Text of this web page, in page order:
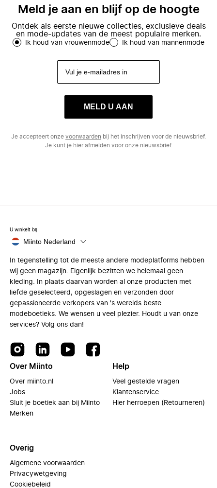
Meld je aan en blijf op de hoogte
Ontdek als eerste nieuwe collecties, exclusieve deals
en mode-updates van de meest populaire merken.
Ik houd van vrouwenmode Ik houd van mannenmode
MELD U AAN
Je accepteert onze voorwaarden bij het inschrijven voor de nieuwsbrief.
Je kunt je hierafmelden voor onze nieuwsbrief.
U winkelt bij
Miinto Nederland
In tegenstelling tot de meeste andere modeplatforms hebben
wij geen magazijn. Eigenlijk bezitten we helemaal geen
kleding. In plaats daarvan worden al onze producten met
liefde geselecteerd, opgeslagen en verzonden door
gepassioneerde verkopers van 's werelds beste
modeboetieks. We wensen u veel plezier. Houdt u van onze
services? Volg ons dan!
Over Miinto
Over miinto.nl
Jobs
Sluit je boetiek aan bij Miinto
Merken
Help
Veel gestelde vragen
Klantenservice
Hier herroepen (Retourneren)
Overig
Algemene voorwaarden
Privacywetgeving
Cookiebeleid